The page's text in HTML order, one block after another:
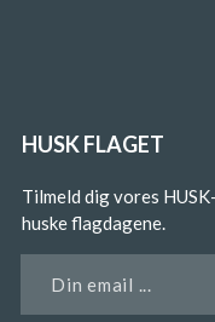
HUSK FLAGET
Tilmeld dig vores
huske flagdagene.
Din email ...